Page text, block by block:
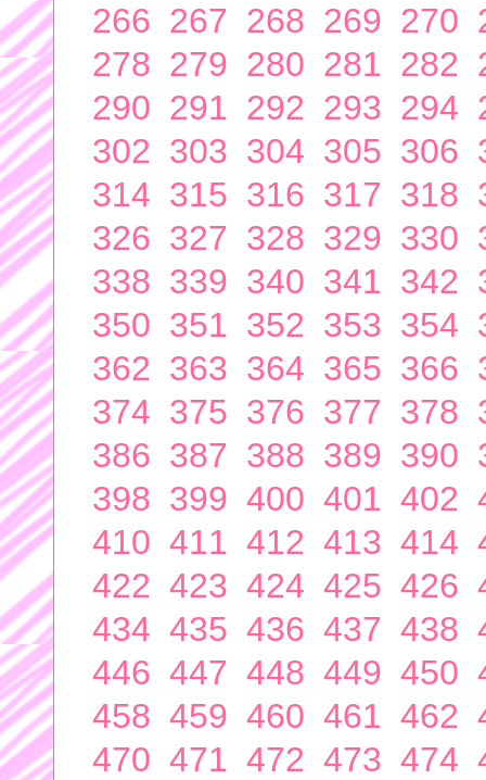
266 267 268 269 270
278 279 280 281 282
290 291 292 293 294
302 303 304 305 306
314 315 316 317 318
326 327 328 329 330
338 339 340 341 342
350 351 352 353 354
362 363 364 365 366
374 375 376 377 378
386 387 388 389 390
398 399 400 401 402
410 411 412 413 414
422 423 424 425 426
434 435 436 437 438
446 447 448 449 450
458 459 460 461 462
470 471 472 473 474